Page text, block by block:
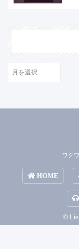
ワク
HOME
©